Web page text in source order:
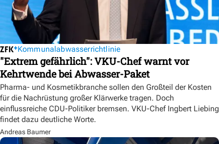
Kommunalabwasserrichtlinie
"Extrem gefährlich": VKU-Chef warnt vor
Kehrtwende bei Abwasser-Paket
Pharma- und Kosmetikbranche sollen den Großteil der Kosten
für die Nachrüstung großer Klärwerke tragen. Doch
einflussreiche CDU-Politiker bremsen. VKU-Chef Ingbert Liebing
findet dazu deutliche Worte.
Andreas Baumer